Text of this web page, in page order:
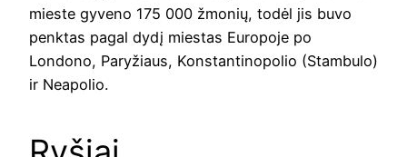
mieste gyveno 175 000 žmonių, todėl jis buvo
penktas pagal dydį miestas Europoje po
Londono, Paryžiaus, Konstantinopolio (Stambulo)
ir Neapolio.